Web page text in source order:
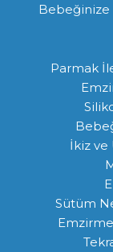
Bebeğinize
Parmak
İkiz ve
Sütüm